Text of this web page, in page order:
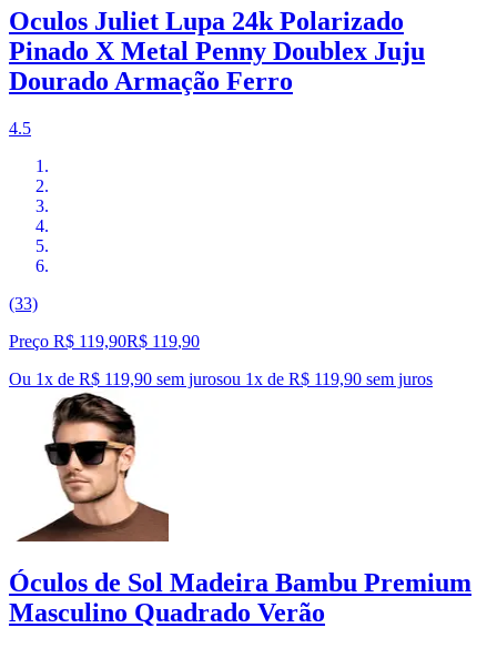
Oculos Juliet Lupa 24k Polarizado
Pinado X Metal Penny Doublex Juju
Dourado Armação Ferro
4.5
(33)
Preço R$ 119,90R$ 119,90
Ou 1x de R$ 119,90 sem jurosou 1x de R$ 119,90 sem juros
Óculos de Sol Madeira Bambu Premium
Masculino Quadrado Verão